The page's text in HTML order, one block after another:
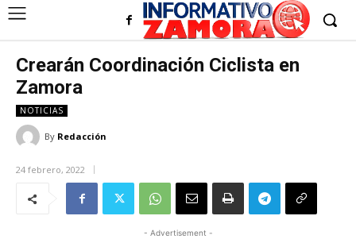
Crearán Coordinación Ciclista en
Zamora
NOTICIAS
By Redacción
24 febrero, 2022
- Advertisement -